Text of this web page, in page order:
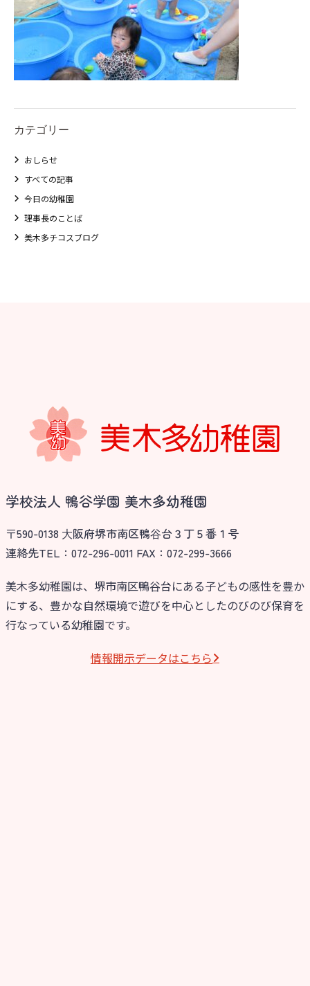
カテゴリー
おしらせ
すべての記事
今日の幼稚園
理事長のことば
美木多チコスブログ
学校法人 鴨谷学園 美木多幼稚園
〒590-0138 ⼤阪府堺市南区鴨⾕台３丁５番１号
連絡先TEL：072-296-0011 FAX：072-299-3666
美木多幼稚園は、堺市南区鴨谷台にある子どもの感性を豊か
にする、豊かな自然環境で遊びを中心としたのびのび保育を
行なっている幼稚園です。
情報開⽰データはこちら